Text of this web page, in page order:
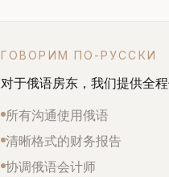
ГОВОРИМ ПО-РУССКИ
对于俄语房东，我们提供全
所有沟通使用俄语
清晰格式的财务报告
协调俄语会计师